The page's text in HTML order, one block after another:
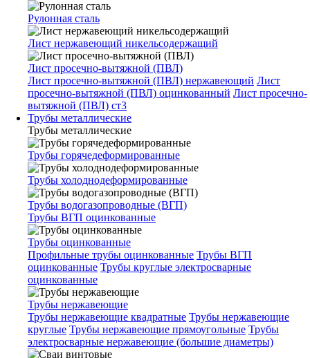
Рулонная сталь
Лист нержавеющий никельсодержащий
Лист просечно-вытяжной (ПВЛ)
Лист просечно-вытяжной (ПВЛ) нержавеющий Лист
просечно-вытяжной (ПВЛ) оцинкованный Лист просечно-
вытяжной (ПВЛ) ст3
Трубы металлические
Трубы металлические
Трубы горячедеформированные
Трубы холоднодеформированные
Трубы водогазопроводные (ВГП)
Трубы ВГП оцинкованные
Трубы оцинкованные
Профильные трубы оцинкованные Трубы ВГП
оцинкованные Трубы круглые электросварные
оцинкованные
Трубы нержавеющие
Трубы нержавеющие квадратные Трубы нержавеющие
круглые Трубы нержавеющие прямоугольные Трубы
электросварные нержавеющие (большие диаметры)